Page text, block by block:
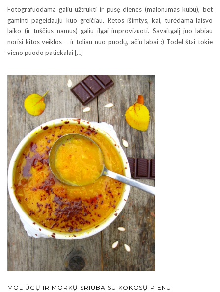
Fotografuodama galiu užtrukti ir pusę dienos (malonumas kubu), bet
gaminti pageidauju kuo greičiau. Retos išimtys, kai, turėdama laisvo
laiko (ir tuščius namus) galiu ilgai improvizuoti. Savaitgalį juo labiau
norisi kitos veiklos – ir toliau nuo puodų, ačiū labai :) Todėl štai tokie
vieno puodo patiekalai […]
MOLIŪGŲ IR MORKŲ SRIUBA SU KOKOSŲ PIENU